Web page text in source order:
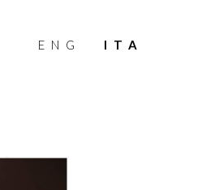
ENG ITA